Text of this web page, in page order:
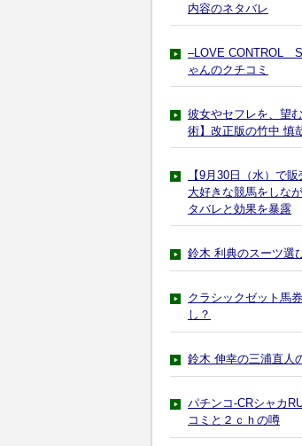
内容のネタバレ
–LOVE CONTROL
ゃんのクチコミ
彼女やセフレを、望
術】改正版の竹中 慎
【9月30日（水）で
大好きな競馬をしな
タバレと効果を暴露
鈴木 利典のスーツ選
クラシックゼット馬
し？
鈴木 伸幸の三浦直人
パチンコ-CRシャカ
コミと２ｃｈの噂